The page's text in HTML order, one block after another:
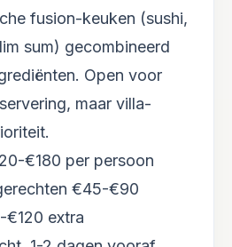
fusion-keuken (sushi,
sum) gecombineerd
Open voor
maar villa-
€180 per persoon
€45-€90
extra